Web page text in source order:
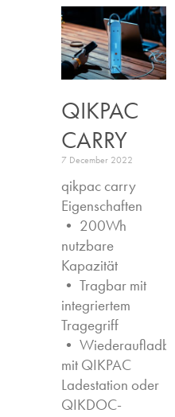
QIKPAC
CARRY
7 December 2022
qikpac carry
Eigenschaften ​
• 200Wh
nutzbare
Kapazität
• Tragbar mit
integriertem
Tragegriff
• Wiederaufladbar
mit QIKPAC
Ladestation oder
QIKDOC-